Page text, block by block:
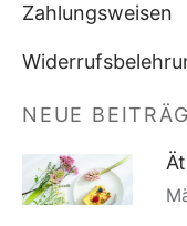
Zahlungsweisen
NEUE